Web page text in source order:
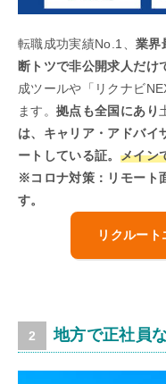
転職成功実績No.1、 業界
断トツで非公開求人だけ
成ツールや「リクナビ
ます。拠点も全国にあり
は、キャリア・アドバイ
ートしている証。 メイン
※コロナ対策：リモート
す。
リクルー
地方で正社員